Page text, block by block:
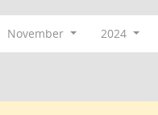
November 2024